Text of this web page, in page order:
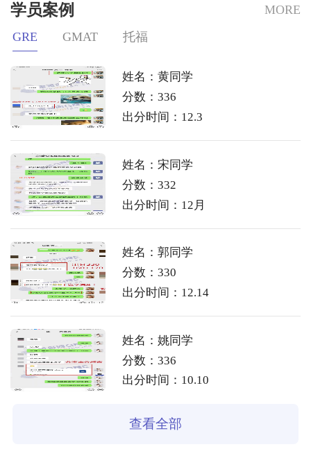
学员案例
MORE
GRE
GMAT 托福
姓名：黄同学
分数：336
出分时间：12.3
姓名：宋同学
分数：332
出分时间：12月
姓名：郭同学
分数：330
出分时间：12.14
姓名：姚同学
分数：336
出分时间：10.10
查看全部